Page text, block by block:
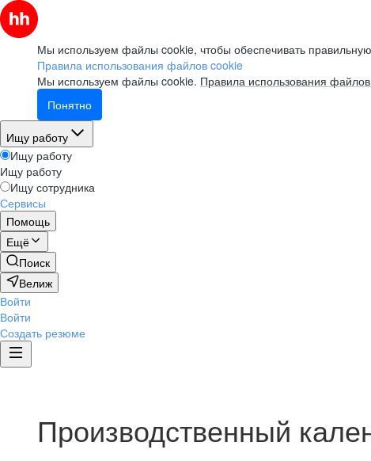
Мы используем файлы cookie, чтобы обеспечивать
Правила использования файлов cookie
Мы используем файлы cookie. Правила использования
Понятно
Ищу работу
Ищу работу
Ищу работу
Ищу сотрудника
Сервисы
Помощь
Ещё
Поиск
Велиж
Войти
Войти
Создать резюме
Производственный